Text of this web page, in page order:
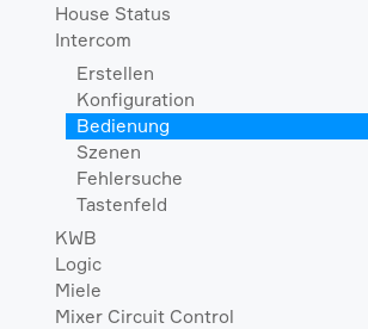
House Status
Intercom
Erstellen
Konfiguration
Bedienung
Szenen
Fehlersuche
Tastenfeld
KWB
Logic
Miele
Mixer Circuit Control